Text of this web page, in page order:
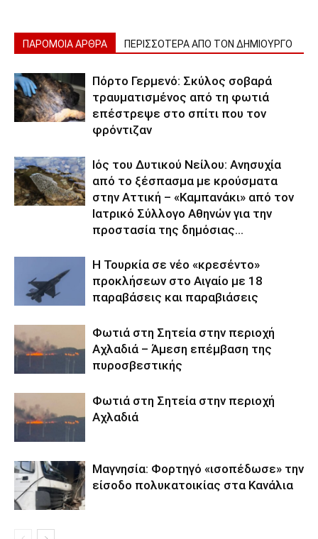
ΠΑΡΟΜΟΙΑ ΑΡΘΡΑ ΠΕΡΙΣΣΟΤΕΡΑ ΑΠΟ ΤΟΝ ΔΗΜΙΟΥΡΓΟ
Πόρτο Γερμενό: Σκύλος σοβαρά
τραυματισμένος από τη φωτιά
επέστρεψε στο σπίτι που τον
φρόντιζαν
Ιός του Δυτικού Νείλου: Ανησυχία
από το ξέσπασμα με κρούσματα
στην Αττική – «Καμπανάκι» από τον
Ιατρικό Σύλλογο Αθηνών για την
προστασία της δημόσιας...
Η Τουρκία σε νέο «κρεσέντο»
προκλήσεων στο Αιγαίο με 18
παραβάσεις και παραβιάσεις
Φωτιά στη Σητεία στην περιοχή
Αχλαδιά – Άμεση επέμβαση της
πυροσβεστικής
Φωτιά στη Σητεία στην περιοχή
Αχλαδιά
Μαγνησία: Φορτηγό «ισοπέδωσε» την
είσοδο πολυκατοικίας στα Κανάλια